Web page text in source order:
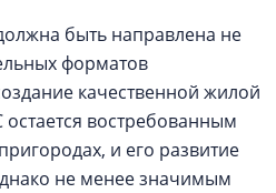
быть направлена не
форматов
качественной жилой
востребованным
и его развитие
не менее значимым